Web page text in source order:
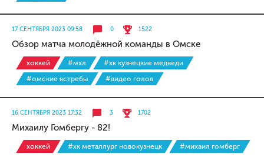
17 СЕНТЯБРЯ 2023 09:58 0 1522
Обзор матча молодёжной команды в Омске
хоккей #мхл
#хк кузнецкие медведи
#омские ястребы
#видео голов
16 СЕНТЯБРЯ 2023 17:32 3 1702
Михаилу Гомбергу - 82!
хоккей #хк металлург новокузнецк #михаил гомберг